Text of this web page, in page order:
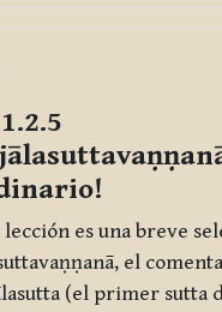
lección es una breve
, el
(el primer sutta